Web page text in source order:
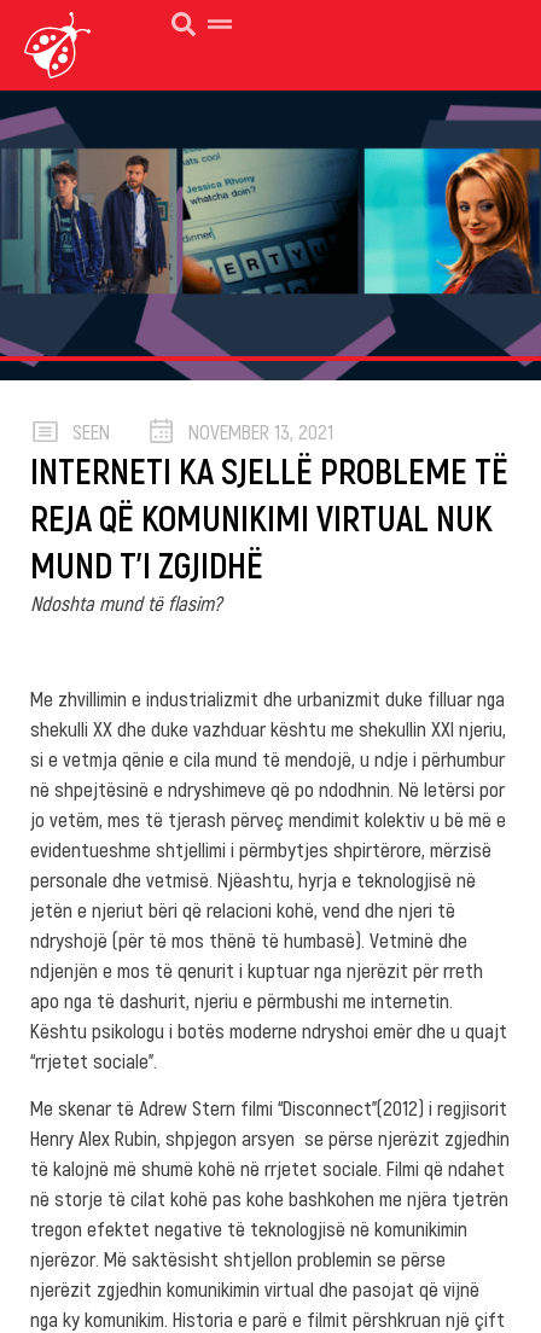
SEEN NOVEMBER 13, 2021
INTERNETI KA SJELLË PROBLEME TË
REJA QË KOMUNIKIMI VIRTUAL NUK
MUND T’I ZGJIDHË
Ndoshta mund të flasim?
Me zhvillimin e industrializmit dhe urbanizmit duke filluar nga
shekulli XX dhe duke vazhduar kështu me shekullin XXI njeriu,
si e vetmja qënie e cila mund të mendojë, u ndje i përhumbur
në shpejtësinë e ndryshimeve që po ndodhnin. Në letërsi por
jo vetëm, mes të tjerash përveç mendimit kolektiv u bë më e
evidentueshme shtjellimi i përmbytjes shpirtërore, mërzisë
personale dhe vetmisë. Njëashtu, hyrja e teknologjisë në
jetën e njeriut bëri që relacioni kohë, vend dhe njeri të
ndryshojë (për të mos thënë të humbasë). Vetminë dhe
ndjenjën e mos të qenurit i kuptuar nga njerëzit për rreth
apo nga të dashurit, njeriu e përmbushi me internetin.
Kështu psikologu i botës moderne ndryshoi emër dhe u quajt
“rrjetet sociale”.
Me skenar të Adrew Stern filmi “Disconnect”(2012) i regjisorit
Henry Alex Rubin, shpjegon arsyen se përse njerëzit zgjedhin
të kalojnë më shumë kohë në rrjetet sociale. Filmi që ndahet
në storje të cilat kohë pas kohe bashkohen me njëra tjetrën
tregon efektet negative të teknologjisë në komunikimin
njerëzor. Më saktësisht shtjellon problemin se përse
njerëzit zgjedhin komunikimin virtual dhe pasojat që vijnë
nga ky komunikim. Historia e parë e filmit përshkruan një çift